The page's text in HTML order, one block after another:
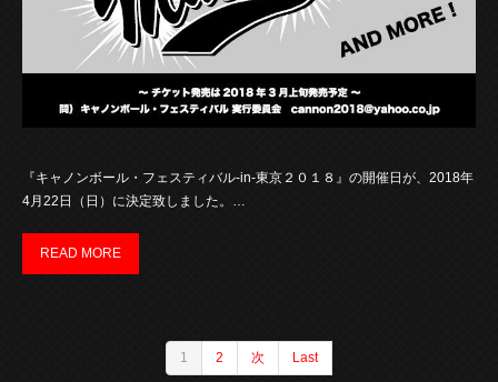
『キャノンボール・フェスティバル-in-東京２０１８』の開催日が、2018年
4月22日（日）に決定致しました。…
READ MORE
1 2 次 Last